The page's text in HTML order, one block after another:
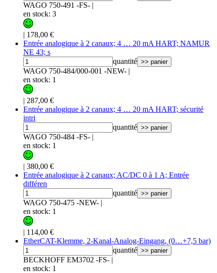
WAGO 750-491 -FS- |
en stock: 3
| 178,00 €
Entrée analogique à 2 canaux; 4 … 20 mA HART; NAMUR
NE 43; s
quantité >> panier
WAGO 750-484/000-001 -NEW- |
en stock: 1
| 287,00 €
Entrée analogique à 2 canaux; 4 … 20 mA HART; sécurité
intri
quantité >> panier
WAGO 750-484 -FS- |
en stock: 1
| 380,00 €
Entrée analogique à 2 canaux; AC/DC 0 à 1 A; Entrée
différen
quantité >> panier
WAGO 750-475 -NEW- |
en stock: 1
| 114,00 €
EtherCAT-Klemme, 2-Kanal-Analog-Eingang, (0…+7,5 bar)
quantité >> panier
BECKHOFF EM3702 -FS- |
en stock: 1